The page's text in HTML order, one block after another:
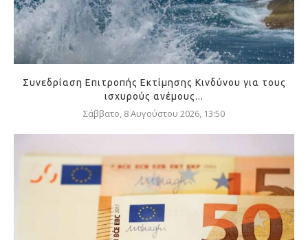
Συνεδρίαση Επιτροπής Εκτίμησης Κινδύνου για τους
ισχυρούς ανέμους...
Σάββατο, 8 Αυγούστου 2026, 13:50